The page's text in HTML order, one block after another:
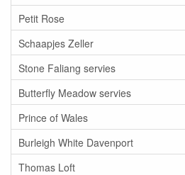
Petit Rose
Schaapjes Zeller
Stone Faliang servies
Butterfly Meadow servies
Prince of Wales
Burleigh White Davenport
Thomas Loft